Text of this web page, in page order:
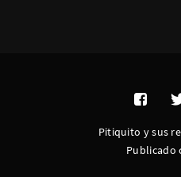
Pitiquito y sus
Publicado